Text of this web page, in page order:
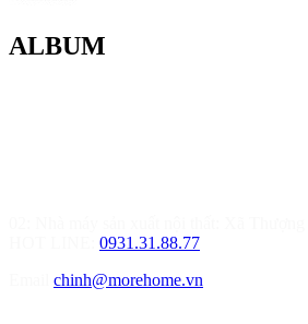
ALBUM
0931.31.88.77
chinh@morehome.vn